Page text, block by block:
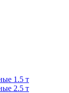
1.5 т
2.5 т